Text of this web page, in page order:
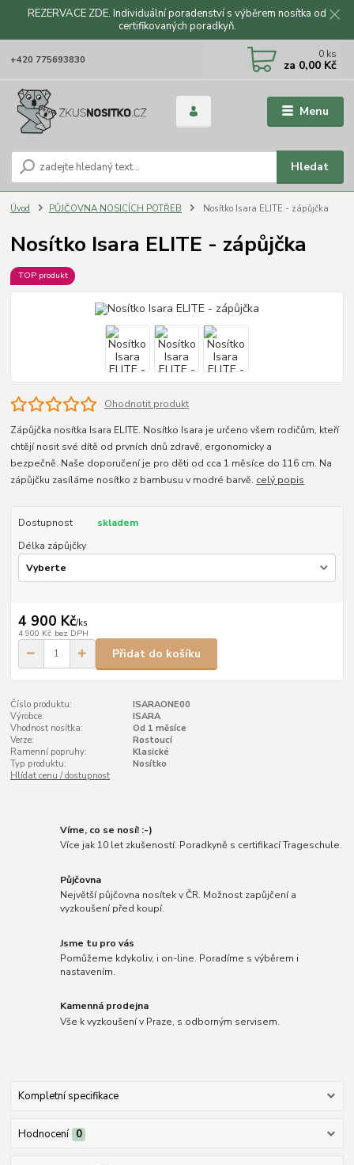
REZERVACE ZDE. Individuální poradenství s výběrem nosítka od
certifikovaných poradkyň.
Menu
Hledat
+420 775693830 0 ks
za 0,00 Kč
Úvod PŮJČOVNA NOSICÍCH POTŘEB Nosítko Isara ELITE - zápůjčka
Nosítko Isara ELITE - zápůjčka
TOP produkt
Ohodnotit produkt
Zápůjčka nosítka Isara ELITE. Nosítko Isara je určeno všem rodičům, kteří
chtějí nosit své dítě od prvních dnů zdravě, ergonomicky a
bezpečně. Naše doporučení je pro děti od cca 1 měsíce do 116 cm. Na
zápůjčku zasíláme nosítko z bambusu v modré barvě. celý popis
Dostupnost
skladem
Délka zápůjčky
4 900 Kč/ks
4 900 Kč bez DPH
Přidat do košíku
Číslo produktu:
ISARAONE00
Výrobce:
ISARA
Vhodnost nosítka:
Od 1 měsíce
Verze:
Rostoucí
Ramenní popruhy:
Klasické
Typ produktu:
Nosítko
Hlídat cenu / dostupnost
Víme, co se nosí! :-)
Více jak 10 let zkušeností. Poradkyně s certifikací Trageschule.
Půjčovna
Největší půjčovna nosítek v ČR. Možnost zapůjčení a
vyzkoušení před koupí.
Jsme tu pro vás
Pomůžeme kdykoliv, i on-line. Poradíme s výběrem i
nastavením.
Kamenná prodejna
Vše k vyzkoušení v Praze, s odborným servisem.
Kompletní specifikace
Hodnocení 0